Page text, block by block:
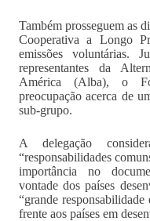
Também prosseguem as
Cooperativa a Longo
emissões voluntárias.
representantes da
América (Alba), o
preocupação acerca de
sub-grupo.
A delegação
“responsabilidades
importância no
vontade dos países
“grande
frente aos países em